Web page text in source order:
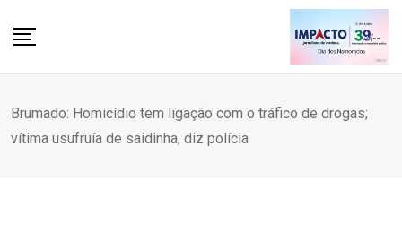
Brumado: Homicídio tem ligação com o tráfico de drogas;
vítima usufruía de saidinha, diz polícia